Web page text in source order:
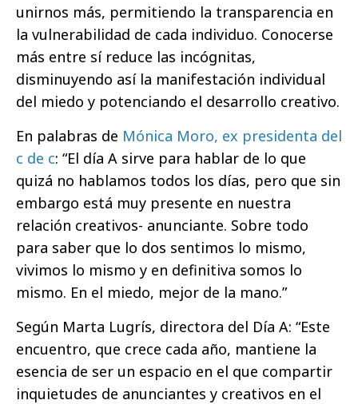
unirnos más, permitiendo la transparencia en
la vulnerabilidad de cada individuo. Conocerse
más entre sí reduce las incógnitas,
disminuyendo así la manifestación individual
del miedo y potenciando el desarrollo creativo.
En palabras de Mónica Moro, ex presidenta del
c de c: “El día A sirve para hablar de lo que
quizá no hablamos todos los días, pero que sin
embargo está muy presente en nuestra
relación creativos- anunciante. Sobre todo
para saber que lo dos sentimos lo mismo,
vivimos lo mismo y en definitiva somos lo
mismo. En el miedo, mejor de la mano.”
Según Marta Lugrís, directora del Día A: “Este
encuentro, que crece cada año, mantiene la
esencia de ser un espacio en el que compartir
inquietudes de anunciantes y creativos en el